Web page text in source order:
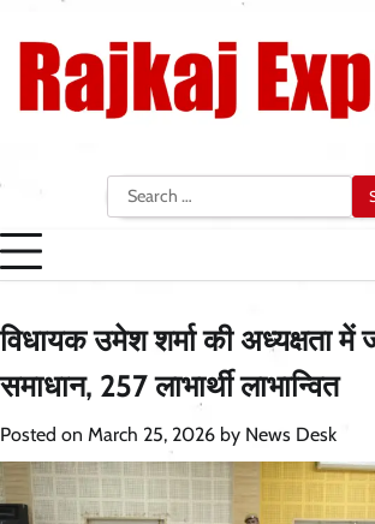
content
Search
for:
विधायक उमेश शर्मा की अध्यक्षता
समाधान, 257 लाभार्थी लाभान्वित
Posted on March 25, 2026 by News Desk